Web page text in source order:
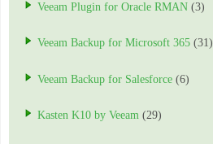
Veeam Plugin for Oracle RMAN (3)
Veeam Backup for Microsoft 365 (31)
Veeam Backup for Salesforce (6)
Kasten K10 by Veeam (29)